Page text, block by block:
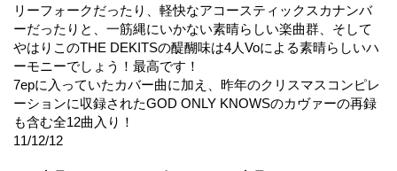
リーフォークだったり、軽快なアコースティックスカナンバ
ーだったりと、一筋縄にいかない素晴らしい楽曲群、そして
やはりこのTHE DEKITSの醍醐味は4人Voによる素晴らしいハ
ーモニーでしょう！最高です！
7epに入っていたカバー曲に加え、昨年のクリスマスコンピレ
ーションに収録されたGOD ONLY KNOWSのカヴァーの再録
も含む全12曲入り！
11/12/12